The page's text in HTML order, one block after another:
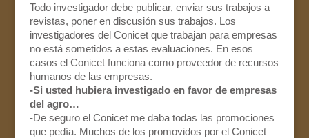
Todo investigador debe publicar, enviar sus trabajos a
revistas, poner en discusión sus trabajos. Los
investigadores del Conicet que trabajan para empresas
no está sometidos a estas evaluaciones. En esos
casos el Conicet funciona como proveedor de recursos
humanos de las empresas.
-Si usted hubiera investigado en favor de empresas
del agro…
-De seguro el Conicet me daba todas las promociones
que pedía. Muchos de los promovidos por el Conicet